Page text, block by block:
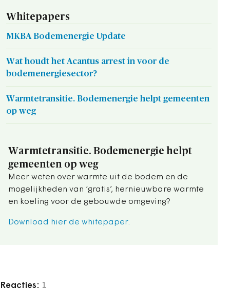
Whitepapers
MKBA Bodemenergie Update
Wat houdt het Acantus arrest in voor de
bodemenergiesector?
Warmtetransitie. Bodemenergie helpt gemeenten
op weg
Warmtetransitie. Bodemenergie helpt
gemeenten op weg
Meer weten over warmte uit de bodem en de
mogelijkheden van ‘gratis’, hernieuwbare warmte
en koeling voor de gebouwde omgeving?
Download hier de whitepaper.
Reacties: 1